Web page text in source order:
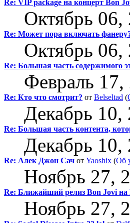
Re: VIP package на концерт Bon
Октябрь
Re: Может пора включать
Октябрь
Re: Большая часть содержимого
Февраль
Re: Кто что смотрит? от Belseltad (
Декабрь 10,
Re: Большая часть контента,
Декабрь 10,
Re: Алек Джон Сач от Yaoshix (Об
Ноябрь 27,
Re: Ближайший релиз Bon Jovi
Ноябрь 27,